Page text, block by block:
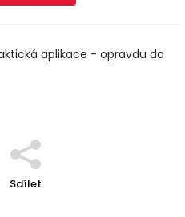
aplikace - opravdu do
Sdílet